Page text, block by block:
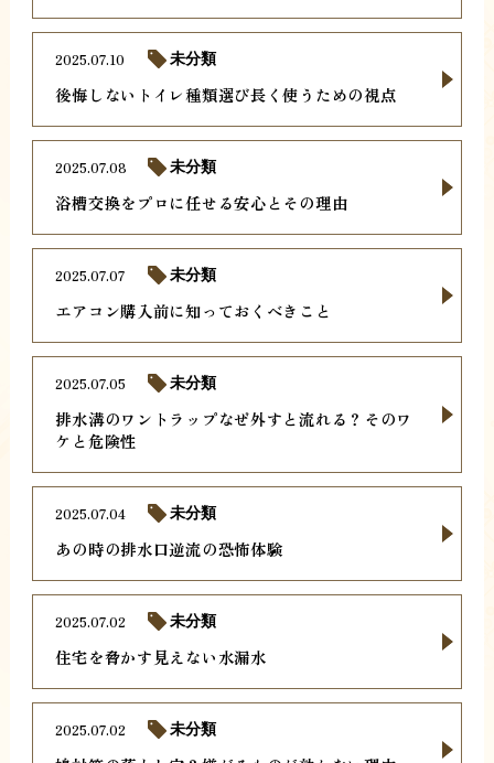
後悔しないトイレ種類選び長く使うための視点
2025.07.10 未分類
浴槽交換をプロに任せる安心とその理由
2025.07.08 未分類
エアコン購入前に知っておくべきこと
2025.07.07 未分類
排水溝のワントラップなぜ外すと流れる？そのワ
ケと危険性
2025.07.05 未分類
あの時の排水口逆流の恐怖体験
2025.07.04 未分類
住宅を脅かす見えない水漏水
2025.07.02 未分類
2025.07.02 未分類